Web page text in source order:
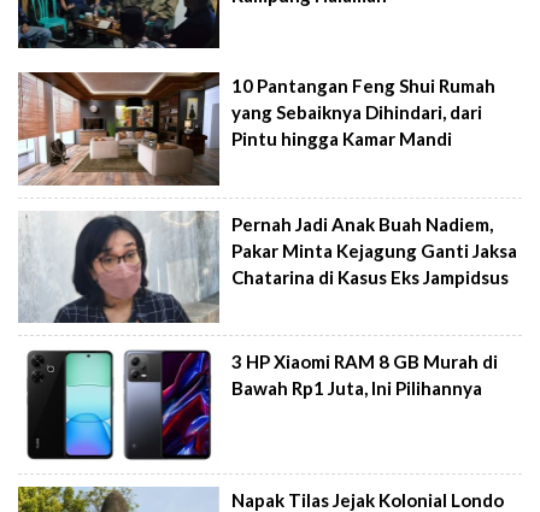
10 Pantangan Feng Shui Rumah
yang Sebaiknya Dihindari, dari
Pintu hingga Kamar Mandi
Pernah Jadi Anak Buah Nadiem,
Pakar Minta Kejagung Ganti Jaksa
Chatarina di Kasus Eks Jampidsus
3 HP Xiaomi RAM 8 GB Murah di
Bawah Rp1 Juta, Ini Pilihannya
Napak Tilas Jejak Kolonial Londo